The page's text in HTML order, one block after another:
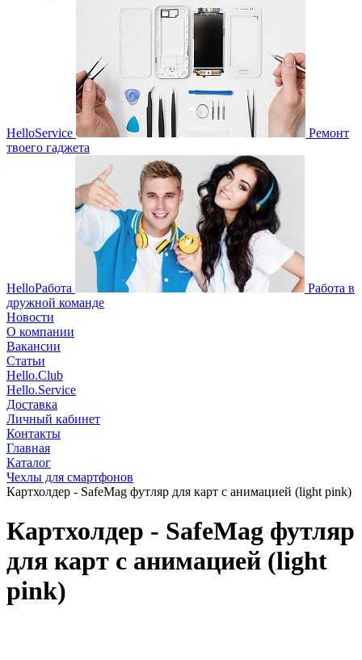
HelloService
Ремонт
твоего гаджета
HelloРабота
Работа в
дружной команде
Новости
О компании
Вакансии
Статьи
Hello.Club
Hello.Service
Доставка
Личный кабинет
Контакты
Главная
Каталог
Чехлы для смартфонов
Картхолдер - SafeMag футляр для карт с анимацией (light pink)
Картхолдер - SafeMag футляр
для карт с анимацией (light
pink)